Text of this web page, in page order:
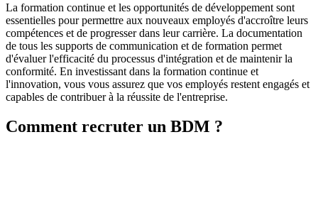
La formation continue et les opportunités de développement sont
essentielles pour permettre aux nouveaux employés d'accroître leurs
compétences et de progresser dans leur carrière. La documentation
de tous les supports de communication et de formation permet
d'évaluer l'efficacité du processus d'intégration et de maintenir la
conformité. En investissant dans la formation continue et
l'innovation, vous vous assurez que vos employés restent engagés et
capables de contribuer à la réussite de l'entreprise.
Comment recruter un BDM ?